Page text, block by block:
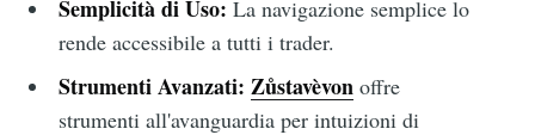
Semplicità di Uso: La navigazione semplice lo
rende accessibile a tutti i trader.
Strumenti Avanzati: Zůstavèvonoffre
strumenti all'avanguardia per intuizioni di